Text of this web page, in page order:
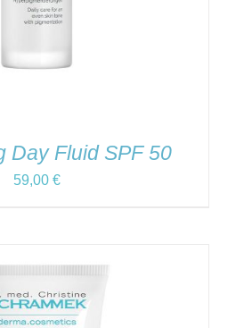
Day Fluid SPF 50
59,00 €